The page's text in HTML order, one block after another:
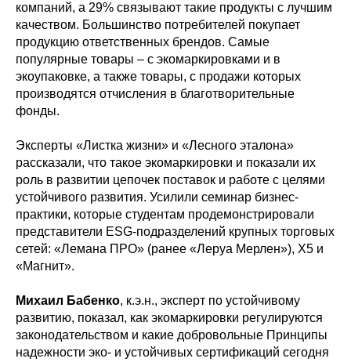
компаний, а 29% связывают такие продукты с лучшим
качеством. Большинство потребителей покупает
продукцию ответственных брендов. Самые
популярные товары – с экомаркировками и в
экоупаковке, а также товары, с продажи которых
производятся отчисления в благотворительные
фонды.
Эксперты «Листка жизни» и «Лесного эталона»
рассказали, что такое экомаркировки и показали их
роль в развитии цепочек поставок и работе с целями
устойчивого развития. Усилили семинар бизнес-
практики, которые студентам продемонстрировали
представители ESG-подразделений крупных торговых
сетей: «Лемана ПРО» (ранее «Леруа Мерлен»), Х5 и
«Магнит».
Михаил Бабенко, к.э.н., эксперт по устойчивому
развитию, показал, как экомаркировки регулируются
законодательством и какие добровольные Принципы
надежности эко- и устойчивых сертификаций сегодня